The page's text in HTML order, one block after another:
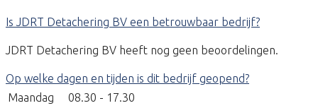
Is JDRT Detachering BV een betrouwbaar bedrijf?
JDRT Detachering BV heeft nog geen beoordelingen.
Op welke dagen en tijden is dit bedrijf geopend?
Maandag
08.30 - 17.30